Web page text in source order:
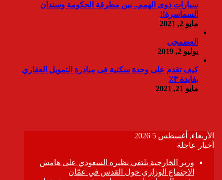
سيارات ذوى الهمم.. بين مطرقة الحكومة وسندان
السماسرة!!
مايو 2, 2021
العضمجى
يوليو 2, 2019
كيف تقدم على وحدة سكنية فى مبادرة التمويل العقاري
بفايدة ٣٪
مايو 21, 2021